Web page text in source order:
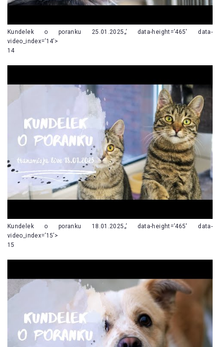
Kundelek o poranku 25.01.2025„’ data-height=’465′ data-
video_index=’14’>
14
Kundelek o poranku 18.01.2025„’ data-height=’465′ data-
video_index=’15’>
15